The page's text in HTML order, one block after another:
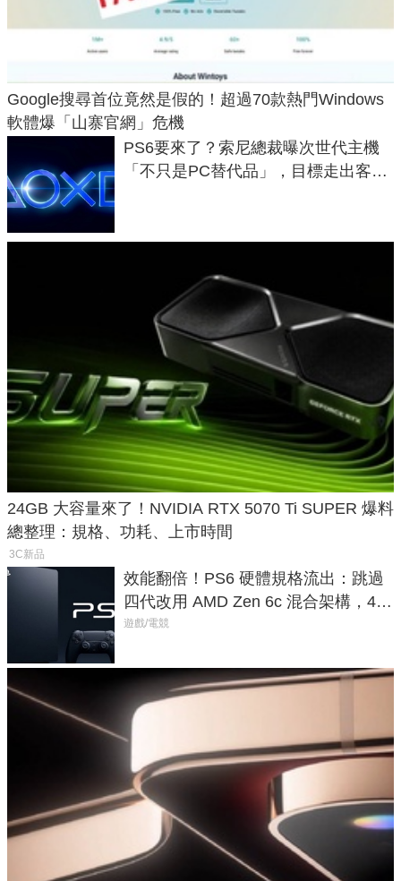
Google搜尋首位竟然是假的！超過70款熱門Windows
軟體爆「山寨官網」危機
PS6要來了？索尼總裁曝次世代主機
「不只是PC替代品」，目標走出客
24GB 大容量來了！NVIDIA RTX 5070 Ti SUPER 爆料
總整理：規格、功耗、上市時間
3C新品
效能翻倍！PS6 硬體規格流出：跳過
四代改用 AMD Zen 6c 混合架構，4K
120fps 與全光追時代來臨
遊戲/電競